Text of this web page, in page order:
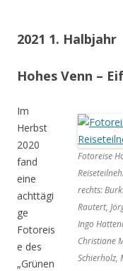
2021 1. Halbjahr
Hohes Venn –
Fotoreise
rechts:
Rautert,
Ingo
Christiane
Schierholz,
Im
Herbst
2020
fand
eine
achttägi
ge
Fotoreis
e des
„Grünen